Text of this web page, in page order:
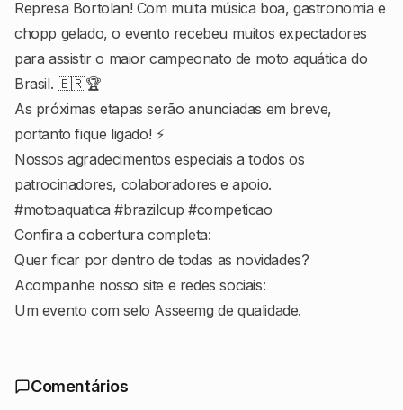
Represa Bortolan! Com muita música boa, gastronomia e
chopp gelado, o evento recebeu muitos expectadores
para assistir o maior campeonato de moto aquática do
Brasil. 🇧🇷🏆
As próximas etapas serão anunciadas em breve,
portanto fique ligado! ⚡
Nossos agradecimentos especiais a todos os
patrocinadores, colaboradores e apoio.
#motoaquatica #brazilcup #competicao
Confira a cobertura completa:
Quer ficar por dentro de todas as novidades?
Acompanhe nosso site e redes sociais:
Um evento com selo Asseemg de qualidade.
Comentários